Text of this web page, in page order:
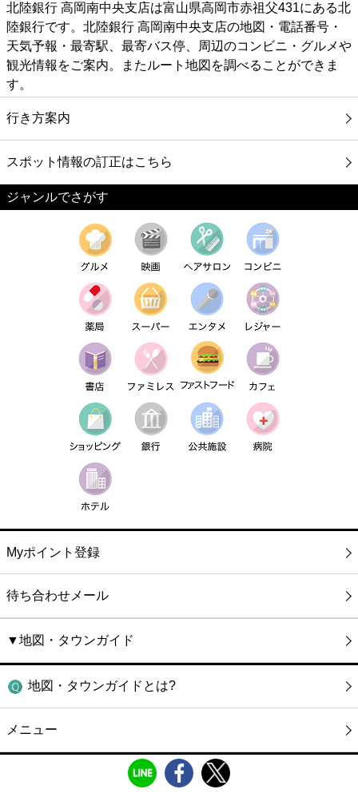
北陸銀行 高岡南中央支店は富山県高岡市赤祖父431にある北
陸銀行です。北陸銀行 高岡南中央支店の地図・電話番号・
天気予報・最寄駅、最寄バス停、周辺のコンビニ・グルメや
観光情報をご案内。またルート地図を調べることができま
す。
行き方案内
スポット情報の訂正はこちら
ジャンルでさがす
Myポイント登録
待ち合わせメール
▼地図・タウンガイド
地図・タウンガイドとは?
メニュー